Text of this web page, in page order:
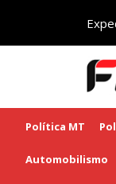
Política MT
Automobilismo